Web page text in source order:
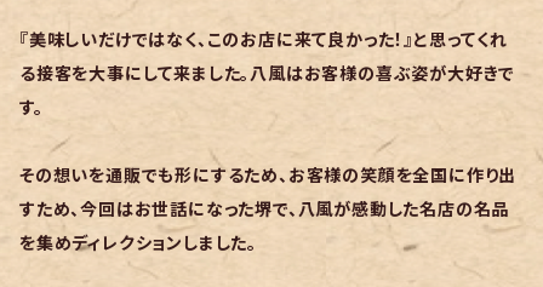
『美味しいだけではなく、このお店に来て良かった！』と思ってくれ
る接客を大事にして来ました。八風はお客様の喜ぶ姿が大好きで
す。
その想いを通販でも形にするため、お客様の笑顔を全国に作り出
すため、今回はお世話になった堺で、八風が感動した名店の名品
を集めディレクションしました。